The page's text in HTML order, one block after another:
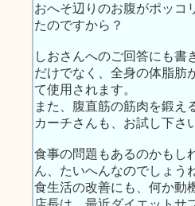
おへそ辺りのお腹がポッコ
たのですから？
しおさんへのご回答にも書
だけでなく、全身の体脂肪
て使用されます。
また、腹直筋の筋肉を鍛え
カーチさんも、お試し下さ
食事の問題もあるのかもし
ん、たいへんなのでしょう
食生活の改善にも、何か動